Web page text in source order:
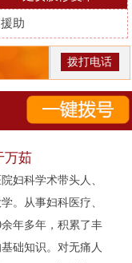
助
拨打电话
万茹
妇科学术带头人、
。从事妇科医疗、
年多年，积累了丰
础知识。对无痛人